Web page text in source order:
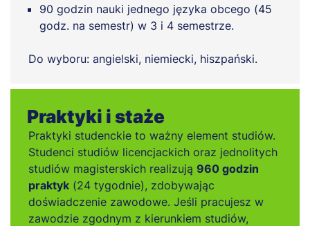
90 godzin nauki jednego języka obcego (45
godz. na semestr) w 3 i 4 semestrze.
Do wyboru: angielski, niemiecki, hiszpański.
Praktyki i staże
Praktyki studenckie to ważny element studiów.
Studenci studiów licencjackich oraz jednolitych
studiów magisterskich realizują 960 godzin
praktyk (24 tygodnie), zdobywając
doświadczenie zawodowe. Jeśli pracujesz w
zawodzie zgodnym z kierunkiem studiów,